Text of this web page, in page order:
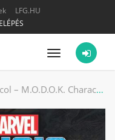
LFG.HU
Menü
Character Pack társasjáték kiegészítő